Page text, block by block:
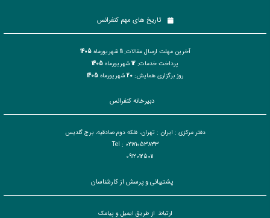
تاریخ های مهم کنفرانس
آخرین مهلت ارسال مقالات:11 شهریورماه 1405
پرداخت خدمات: 12 شهریورماه 1405
روز برگزاری همایش: 20 شهریورماه 1405
دبیرخانه کنفرانس
دفتر مرکزی : ایران : تهران، فلکه دوم صادقیه، برج گلدیس
Tel : 02171053833
09120125011
پشتیبانی و پرسش از کارشناسان
ارتباط از طریق ایمیل و پیامک